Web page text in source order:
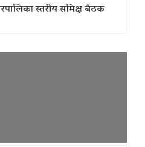
स्तरीय समिक्ष बैठक